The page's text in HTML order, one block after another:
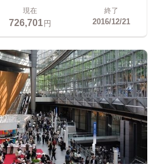
現在
726,701円
終了
2016/12/21